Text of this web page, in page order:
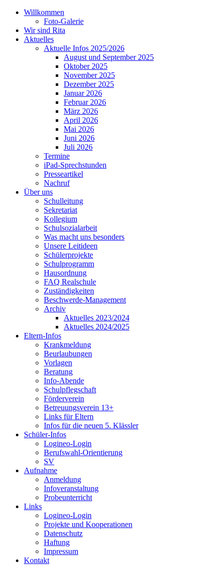
Willkommen
Foto-Galerie
Wir sind Rita
Aktuelles
Aktuelle Infos 2025/2026
August und September 2025
Oktober 2025
November 2025
Dezember 2025
Januar 2026
Februar 2026
März 2026
April 2026
Mai 2026
Juni 2026
Juli 2026
Termine
iPad-Sprechstunden
Presseartikel
Nachruf
Über uns
Schulleitung
Sekretariat
Kollegium
Schulsozialarbeit
Was macht uns besonders
Unsere Leitideen
Schülerprojekte
Schulprogramm
Hausordnung
FAQ Realschule
Zuständigkeiten
Beschwerde-Management
Archiv
Aktuelles 2023/2024
Aktuelles 2024/2025
Eltern-Infos
Krankmeldung
Beurlaubungen
Vorlagen
Beratung
Info-Abende
Schulpflegschaft
Förderverein
Betreuungsverein 13+
Links für Eltern
Infos für die neuen 5. Klässler
Schüler-Infos
Logineo-Login
Berufswahl-Orientierung
SV
Aufnahme
Anmeldung
Infoveranstaltung
Probeunterricht
Links
Logineo-Login
Projekte und Kooperationen
Datenschutz
Haftung
Impressum
Kontakt